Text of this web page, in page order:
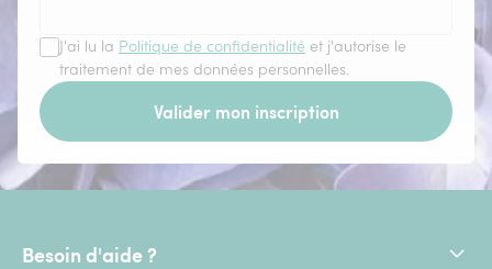
J'ai lu la Politique de confidentialité et j'autorise le
traitement de mes données personnelles.
Valider mon inscription
Besoin d'aide ?